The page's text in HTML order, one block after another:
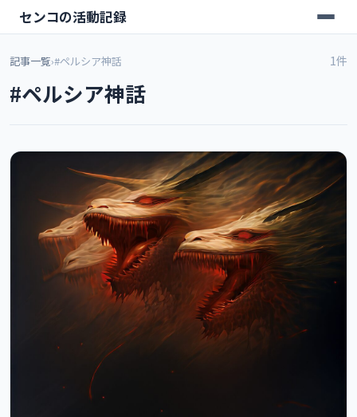
センコの活動記録
記事一覧›#ペルシア神話
#ペルシア神話
1件